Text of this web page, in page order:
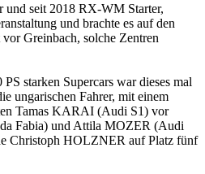
seit 2018 RX-WM Starter,
und brachte es auf den
Greinbach, solche Zentren
starken Supercars war dieses mal
ungarischen Fahrer, mit einem
Tamas KARAI (Audi S1) vor
Fabia) und Attila MOZER (Audi
Christoph HOLZNER auf Platz fünf